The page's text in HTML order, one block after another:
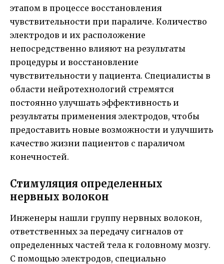
этапом в процессе восстановления
чувствительности при параличе. Количество
электродов и их расположение
непосредственно влияют на результаты
процедуры и восстановление
чувствительности у пациента. Специалисты в
области нейротехнологий стремятся
постоянно улучшать эффективность и
результаты применения электродов, чтобы
предоставить новые возможности и улучшить
качество жизни пациентов с параличом
конечностей.
Стимуляция определенных
нервных волокон
Инженеры нашли группу нервных волокон,
ответственных за передачу сигналов от
определенных частей тела к головному мозгу.
С помощью электродов, специально